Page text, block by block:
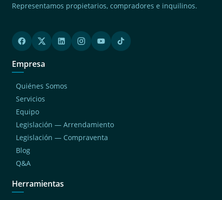
Representamos propietarios, compradores e inquilinos.
Empresa
Quiénes Somos
Servicios
Equipo
Legislación — Arrendamiento
Legislación — Compraventa
Blog
Q&A
Herramientas